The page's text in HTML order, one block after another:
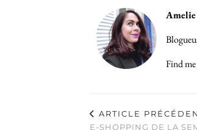
Amelie
Find
ARTICLE
E-SHOPPING DE LA